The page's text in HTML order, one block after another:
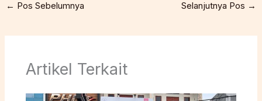
← Pos Sebelumnya Selanjutnya Pos →
Artikel Terkait